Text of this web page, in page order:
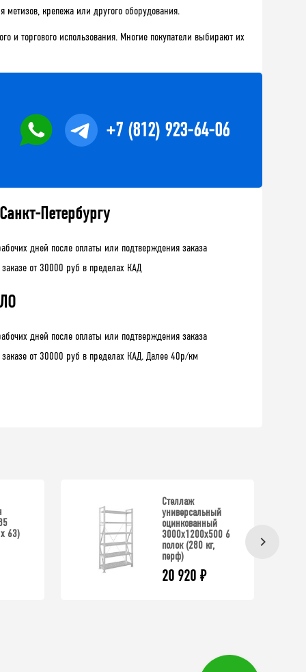
крепежа или другого оборудования.
и торгового использования. Многие покупатели выбирают их
+7 (812) 923-64-06
Петербургу
дней после оплаты или подтверждения заказа
от 30000 руб в пределах КАД
дней после оплаты или подтверждения заказа
заказе от 30000 руб в пределах КАД. Далее 40р/км
63)
Стеллаж
универсальный
оцинкованный
3000x1200x500 6
полок (280 кг,
перф)
20 920 ₽